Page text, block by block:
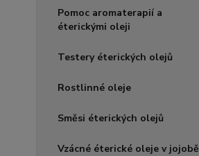
Pomoc aromaterapií a
éterickými oleji
Testery éterických olejů
Rostlinné oleje
Směsi éterických olejů
Vzácné éterické oleje v jojobě